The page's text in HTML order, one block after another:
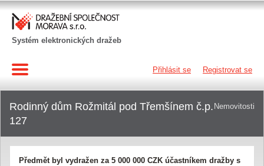
Systém elektronických dražeb
Přihlásit se Registrovat se
Nemovitosti
Rodinný dům Rožmitál pod Třemšínem č.p.
127
Předmět byl vydražen za 5 000 000 CZK účastníkem dražby s